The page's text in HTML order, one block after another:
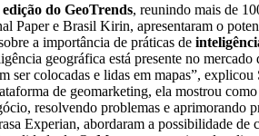
edição do GeoTrends, reunindo mais de
Paper e Brasil Kirin, apresentaram o
a importância de práticas de
geográfica está presente no
ser colocadas e lidas em mapas”,
de geomarketing, ela mostrou
resolvendo problemas e aprimorando
Experian, abordaram a possibilidade de